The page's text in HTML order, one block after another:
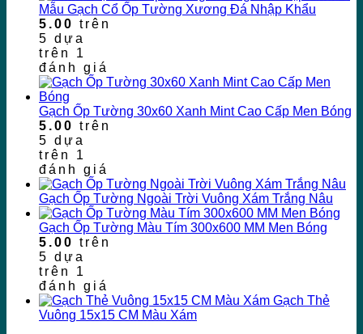
Mẫu Gạch Cổ Ốp Tường Xương Đá Nhập Khẩu
5.00 trên
5 dựa
trên 1
đánh giá
Gạch Ốp Tường 30x60 Xanh Mint Cao Cấp Men Bóng
5.00 trên
5 dựa
trên 1
đánh giá
Gạch Ốp Tường Ngoài Trời Vuông Xám Trắng Nâu
Gạch Ốp Tường Màu Tím 300x600 MM Men Bóng
5.00 trên
5 dựa
trên 1
đánh giá
Gạch Thẻ
Vuông 15x15 CM Màu Xám